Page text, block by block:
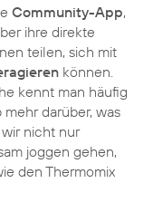
Community-App,
ihre direkte
teilen, sich mit
können.
kennt man häufig
darüber, was
nicht nur
joggen gehen,
den Thermomix